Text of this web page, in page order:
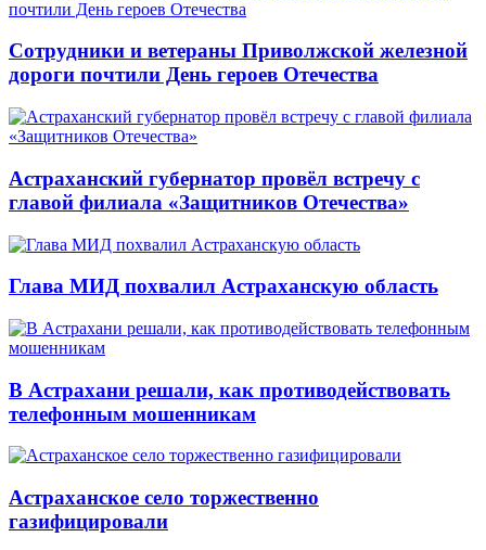
Сотрудники и ветераны Приволжской железной
дороги почтили День героев Отечества
Астраханский губернатор провёл встречу с
главой филиала «Защитников Отечества»
Глава МИД похвалил Астраханскую область
В Астрахани решали, как противодействовать
телефонным мошенникам
Астраханское село торжественно
газифицировали